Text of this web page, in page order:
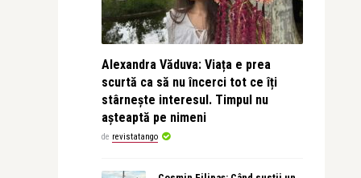
Alexandra Văduva: Viața e prea
scurtă ca să nu încerci tot ce îți
stârnește interesul. Timpul nu
așteaptă pe nimeni
de revistatango